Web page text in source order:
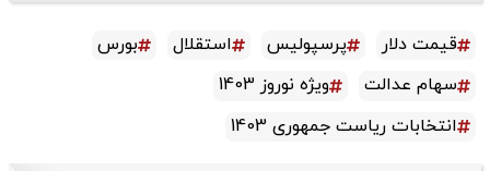
قیمت دلار پرسپولیس استقلال
بورس
سهام عدالت
ویژه نوروز 1403
انتخابات ریاست جمهوری 1403